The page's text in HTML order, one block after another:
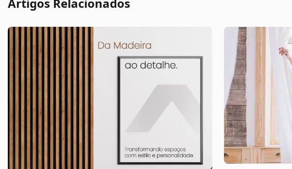
Artigos Relacionados